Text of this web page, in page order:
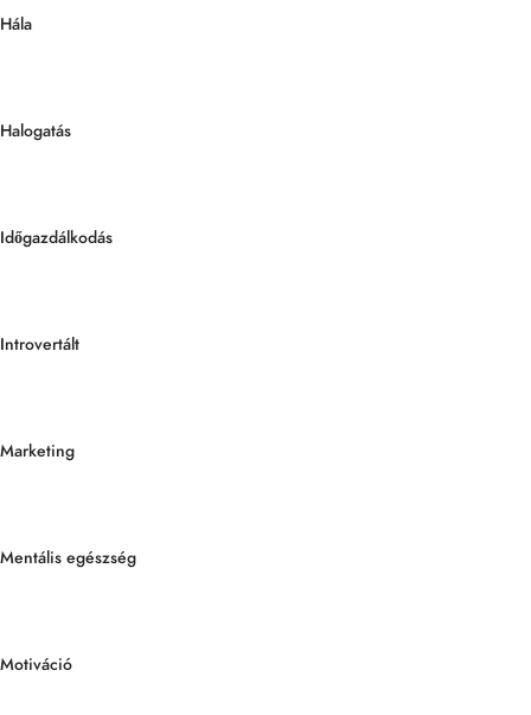
Hála
Halogatás
Időgazdálkodás
Introvertált
Marketing
Mentális egészség
Motiváció